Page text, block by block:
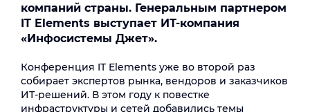
компаний страны. Генеральным партнером
IT Elements выступает ИТ-компания
«Инфосистемы Джет».
Конференция IT Elements уже во второй раз
собирает экспертов рынка, вендоров и заказчиков
ИТ-решений. В этом году к повестке
инфраструктуры и сетей добавились темы